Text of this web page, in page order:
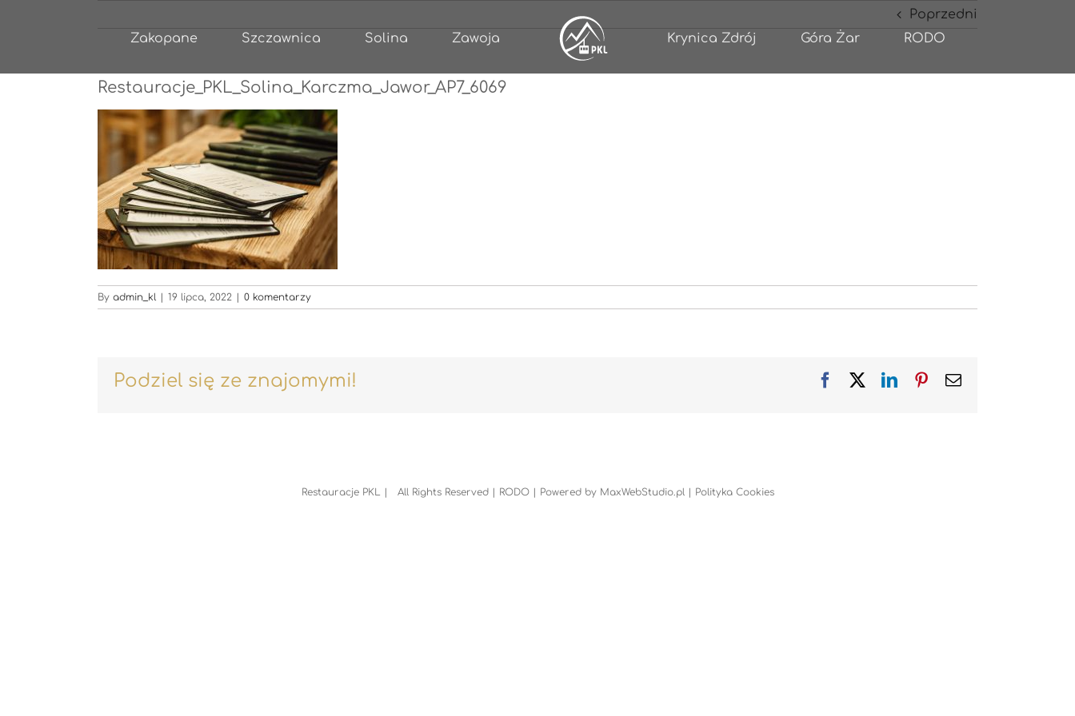
Zakopane Szczawnica Solina Zawoja Krynica Zdrój Góra Żar RODO
Poprzedni
Restauracje_PKL_Solina_Karczma_Jawor_AP7_6069
By admin_kl | 19 lipca, 2022 | 0 komentarzy
Podziel się ze znajomymi! FacebookLinkedInPinterest
Email
Restauracje PKL | All Rights Reserved | RODO| Powered by MaxWebStudio.pl | Polityka Cookies